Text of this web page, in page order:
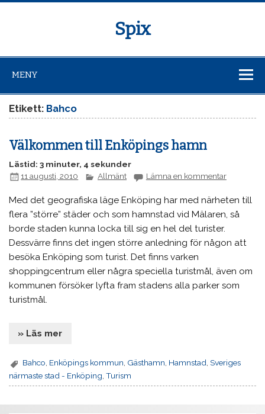
Spix
MENY
Etikett: Bahco
Välkommen till Enköpings hamn
Lästid: 3 minuter, 4 sekunder
11 augusti, 2010
Allmänt Lämna en kommentar
Med det geografiska läge Enköping har med närheten till
flera ”större” städer och som hamnstad vid Mälaren, så
borde staden kunna locka till sig en hel del turister.
Dessvärre finns det ingen större anledning för någon att
besöka Enköping som turist. Det finns varken
shoppingcentrum eller några speciella turistmål, även om
kommunen försöker lyfta fram stadens alla parker som
turistmål.
» Läs mer
Bahco Enköpings kommun Gästhamn Hamnstad ,Sveriges
närmaste stad - Enköping ,Turism